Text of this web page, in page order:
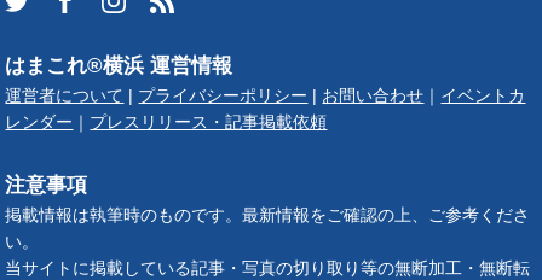
はまこれ®横浜 運営情報
運営者について プライバシーポリシー お問い合わせ
イベントカ
レンダー
プレスリリース・記事掲載依頼
注意事項
掲載情報は執筆時のものです。最新情報をご確認の上、ご参考くださ
い。
当サイトに掲載している記事・写真の切り取り等の無断加工・無断転